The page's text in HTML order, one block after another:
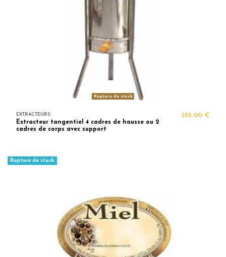
Rupture de stock
EXTRACTEURS
Extracteur tangentiel 4 cadres de hausse ou 2
cadres de corps avec support
355,00 €
Rupture de stock